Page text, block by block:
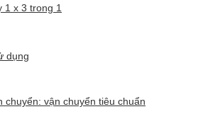
1 x 3 trong 1
dụng
chuyển: vận chuyển tiêu chuẩn